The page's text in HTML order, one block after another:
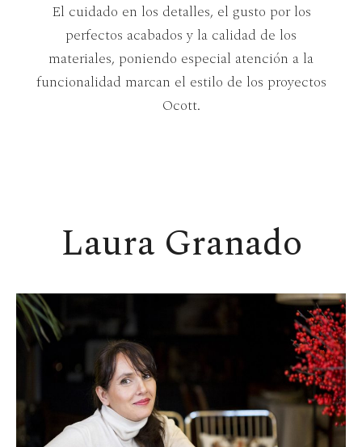
El cuidado en los detalles, el gusto por los
perfectos acabados y la calidad de los
materiales, poniendo especial atención a la
funcionalidad marcan el estilo de los proyectos
Ocott.
Laura Granado